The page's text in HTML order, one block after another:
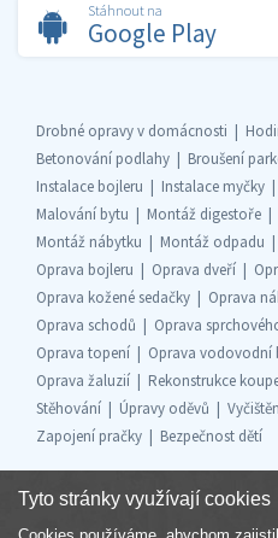
Stáhnout na
Google Play
Drobné opravy v domácnosti
Betonování podlahy
Broušení
Instalace bojleru
Instalace myčky
Malování bytu
Montáž digestoře
Montáž nábytku
Montáž odpadu
Oprava bojleru
Oprava dveří
Oprava kožené sedačky
Oprava
Oprava schodů
Oprava
Oprava topení
Oprava vodovodní
Oprava žaluzií
Rekonstrukce
Stěhování
Úpravy oděvů
Zapojení pračky
Bezpečnost dětí
Tyto stránky využívají cookies